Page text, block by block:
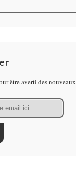
être averti des nouveaux